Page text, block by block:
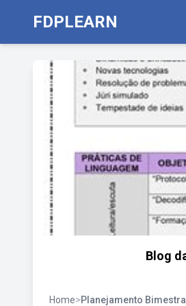
FDPLEARN
Blog
Home>Planejamento